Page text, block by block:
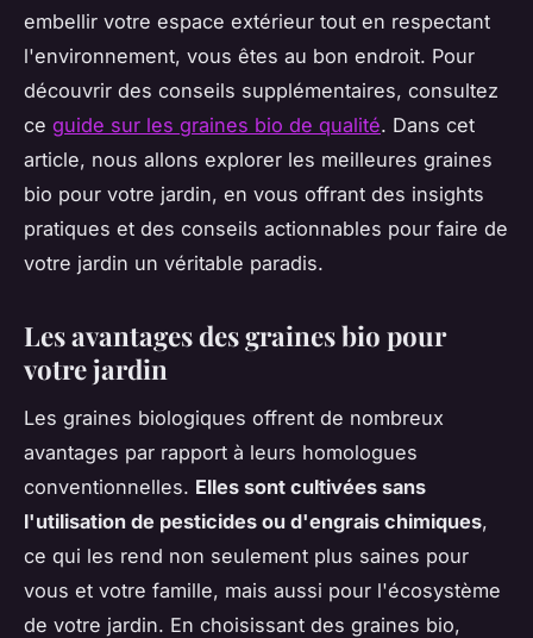
embellir votre espace extérieur tout en respectant
l'environnement, vous êtes au bon endroit. Pour
découvrir des conseils supplémentaires, consultez
ce guide sur les graines bio de qualité. Dans cet
article, nous allons explorer les meilleures graines
bio pour votre jardin, en vous offrant des insights
pratiques et des conseils actionnables pour faire de
votre jardin un véritable paradis.
Les avantages des graines bio pour
votre jardin
Les graines biologiques offrent de nombreux
avantages par rapport à leurs homologues
conventionnelles. Elles sont cultivées sans
l'utilisation de pesticides ou d'engrais chimiques,
ce qui les rend non seulement plus saines pour
vous et votre famille, mais aussi pour l'écosystème
de votre jardin. En choisissant des graines bio,